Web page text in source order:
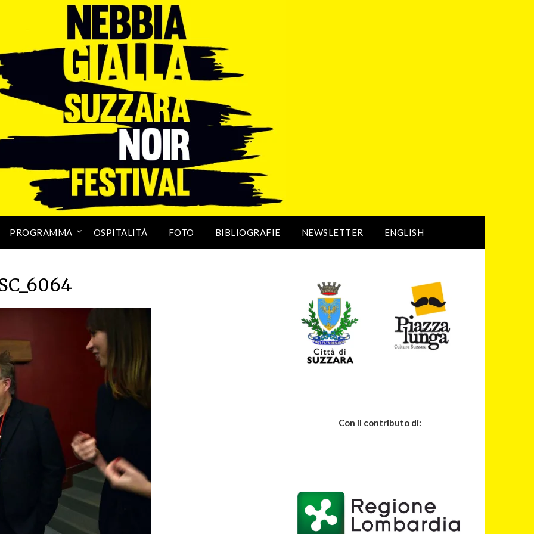
PROGRAMMA OSPITALITÀ FOTO BIBLIOGRAFIE NEWSLETTER ENGLISH
Con il contributo di: